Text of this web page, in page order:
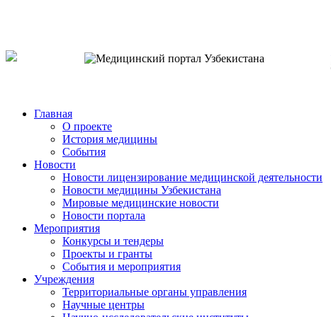
Главная
О проекте
История медицины
События
Новости
Новости лицензирование медицинской деятельности
Новости медицины Узбекистана
Мировые медицинские новости
Новости портала
Мероприятия
Конкурсы и тендеры
Проекты и гранты
События и мероприятия
Учреждения
Территориальные органы управления
Научные центры